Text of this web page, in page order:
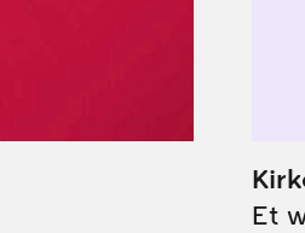
Et